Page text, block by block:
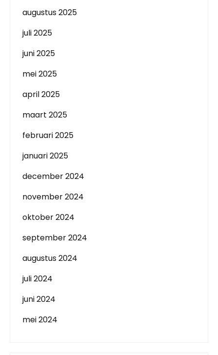
augustus 2025
juli 2025
juni 2025
mei 2025
april 2025
maart 2025
februari 2025
januari 2025
december 2024
november 2024
oktober 2024
september 2024
augustus 2024
juli 2024
juni 2024
mei 2024